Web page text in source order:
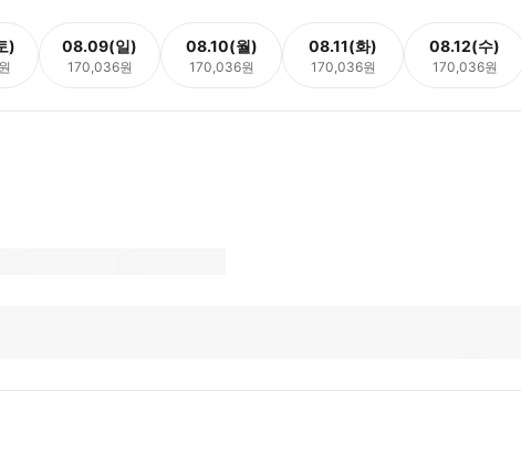
) 08.09(일)
170,036원
08.10(월)
170,036원
08.11(화)
170,036원
08.12(수)
170,036원